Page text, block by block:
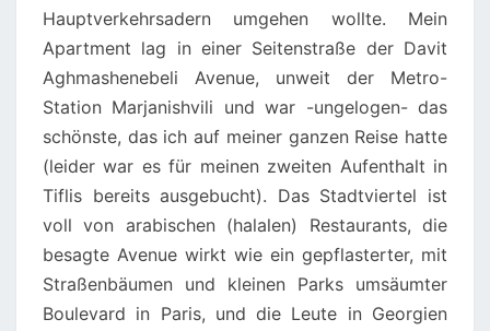
Hauptverkehrsadern umgehen wollte. Mein
Apartment lag in einer Seitenstraße der Davit
Aghmashenebeli Avenue, unweit der Metro-
Station Marjanishvili und war -ungelogen- das
schönste, das ich auf meiner ganzen Reise hatte
(leider war es für meinen zweiten Aufenthalt in
Tiflis bereits ausgebucht). Das Stadtviertel ist
voll von arabischen (halalen) Restaurants, die
besagte Avenue wirkt wie ein gepflasterter, mit
Straßenbäumen und kleinen Parks umsäumter
Boulevard in Paris, und die Leute in Georgien